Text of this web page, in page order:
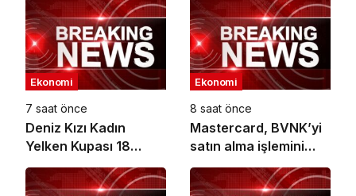
Ankara’dan destek
istedi
Yayımladı
Ekonomi
7 saat önce
Deniz Kızı Kadın
Yelken Kupası 18
Ekim’de
Ekonomi
8 saat önce
Mastercard, BVNK’yi
satın alma işlemini
tamamladı